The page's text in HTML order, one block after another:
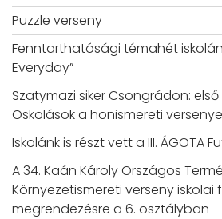
Puzzle verseny
Fenntarthatósági témahét
Everyday”
Szatymazi siker Csongrádon:
Oskolások a honismereti
Iskolánk is részt vett a III. ÁGOTA
A 34. Kaán Károly Országos
Környezetismereti verseny iskolai
megrendezésre a 6. osztályban